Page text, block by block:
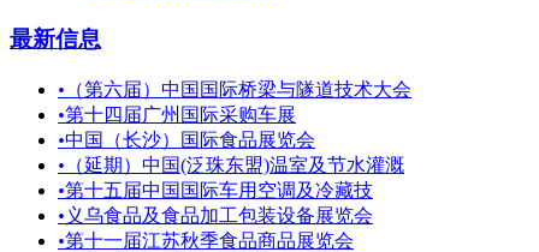
最新信息
• （第六届）中国国际桥梁与隧道技术大会
•第十四届广州国际采购车展
•中国（长沙）国际食品展览会
• （延期）中国(泛珠东盟)温室及节水灌溉
•第十五届中国国际车用空调及冷藏技
• 义乌食品及食品加工包装设备展览会
•第十一届江苏秋季食品商品展览会